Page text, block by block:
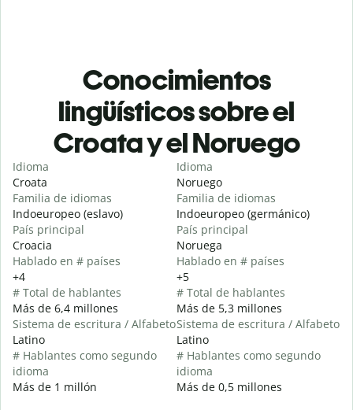
Conocimientos
lingüísticos sobre el
Croata y el Noruego
Idioma
Croata
Familia de idiomas
Indoeuropeo (eslavo)
País principal
Croacia
Hablado en # países
+4
# Total de hablantes
Más de 6,4 millones
Sistema de escritura / Alfabeto
Latino
# Hablantes como segundo
idioma
Más de 1 millón
Idioma
Noruego
Familia de idiomas
Indoeuropeo (germánico)
País principal
Noruega
Hablado en # países
+5
# Total de hablantes
Más de 5,3 millones
Sistema de escritura / Alfabeto
Latino
# Hablantes como segundo
idioma
Más de 0,5 millones